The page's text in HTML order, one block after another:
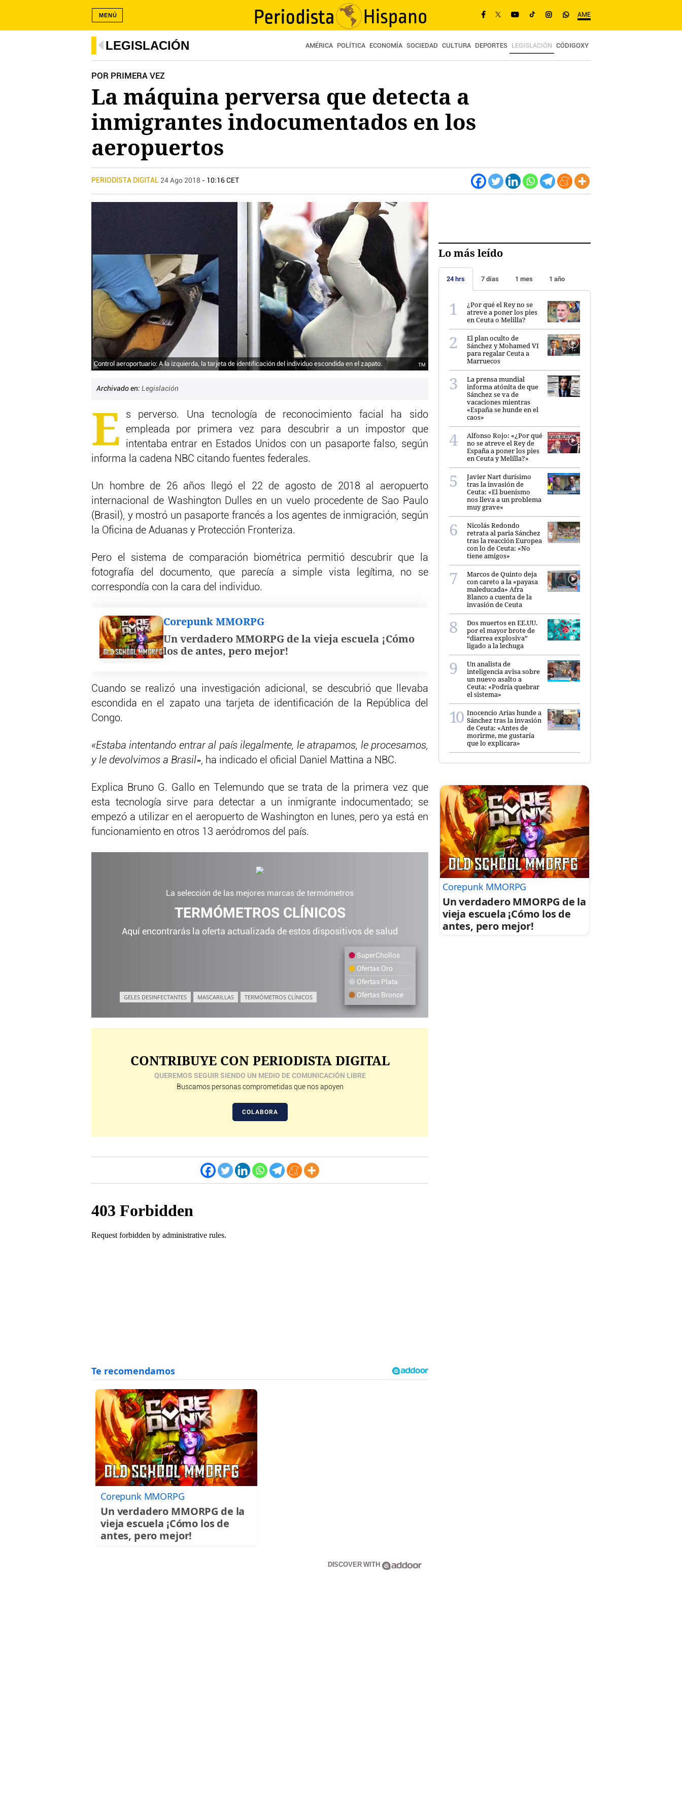
AME
MENÚ
LEGISLACIÓN AMÉRICA POLÍTICA ECONOMÍA SOCIEDAD CULTURA DEPORTES LEGISLACIÓN CÓDIGOXY
POR PRIMERA VEZ
La máquina perversa que detecta a
inmigrantes indocumentados en los
aeropuertos
PERIODISTA DIGITAL 24 Ago 2018 - 10:16 CET
Control aeroportuario: A la izquierda, la tarjeta de identificación del individuo escondida en el zapato. TM
Archivado en: Legislación
E
s perverso. Una tecnología de reconocimiento facial ha sido
empleada por primera vez para descubrir a un impostor que
intentaba entrar en Estados Unidos con un pasaporte falso, según
informa la cadena NBC citando fuentes federales.
Un hombre de 26 años llegó el 22 de agosto de 2018 al aeropuerto
internacional de Washington Dulles en un vuelo procedente de Sao Paulo
(Brasil), y mostró un pasaporte francés a los agentes de inmigración, según
la Oficina de Aduanas y Protección Fronteriza.
Pero el sistema de comparación biométrica permitió descubrir que la
fotografía del documento, que parecía a simple vista legítima, no se
correspondía con la cara del individuo.
Corepunk MMORPG
Un verdadero MMORPG de la vieja escuela ¡Cómo
los de antes, pero mejor!
Cuando se realizó una investigación adicional, se descubrió que llevaba
escondida en el zapato una tarjeta de identificación de la República del
Congo.
«Estaba intentando entrar al país ilegalmente, le atrapamos, le procesamos,
y le devolvimos a Brasil», ha indicado el oficial Daniel Mattina a NBC.
Explica Bruno G. Gallo en Telemundo que se trata de la primera vez que
esta tecnología sirve para detectar a un inmigrante indocumentado; se
empezó a utilizar en el aeropuerto de Washington en lunes, pero ya está en
funcionamiento en otros 13 aeródromos del país.
La selección de las mejores marcas de termómetros
TERMÓMETROS CLÍNICOS
Aquí encontrarás la oferta actualizada de estos dispositivos de salud
GELES DESINFECTANTES MASCARILLAS TERMÓMETROS CLÍNICOS
SuperChollos
Ofertas Oro
Ofertas Plata
Ofertas Bronce
CONTRIBUYE CON PERIODISTA DIGITAL
QUEREMOS SEGUIR SIENDO UN MEDIO DE COMUNICACIÓN LIBRE
Buscamos personas comprometidas que nos apoyen
COLABORA
Corepunk MMORPG
Un verdadero MMORPG de la
vieja escuela ¡Cómo los de
antes, pero mejor!
DISCOVER WITH
Lo más leído
24 hrs 7 días 1 mes 1 año
¿Por qué el Rey no se
atreve a poner los pies
en Ceuta o Melilla?
El plan oculto de
Sánchez y Mohamed VI
para regalar Ceuta a
Marruecos
La prensa mundial
informa atónita de que
Sánchez se va de
vacaciones mientras
«España se hunde en el
caos»
Alfonso Rojo: «¿Por qué
no se atreve el Rey de
España a poner los pies
en Ceuta y Melilla?»
Javier Nart durísimo
tras la invasión de
Ceuta: «El buenismo
nos lleva a un problema
muy grave»
Nicolás Redondo
retrata al paria Sánchez
tras la reacción Europea
con lo de Ceuta: «No
tiene amigos»
Marcos de Quinto deja
con careto a la «payasa
maleducada» Afra
Blanco a cuenta de la
invasión de Ceuta
Dos muertos en EE.UU.
por el mayor brote de
“diarrea explosiva”
ligado a la lechuga
Un analista de
inteligencia avisa sobre
un nuevo asalto a
Ceuta: «Podría quebrar
el sistema»
Inocencio Arias hunde a
Sánchez tras la invasión
de Ceuta: «Antes de
morirme, me gustaría
que lo explicara»
Corepunk MMORPG
Un verdadero MMORPG de la
vieja escuela ¡Cómo los de
antes, pero mejor!